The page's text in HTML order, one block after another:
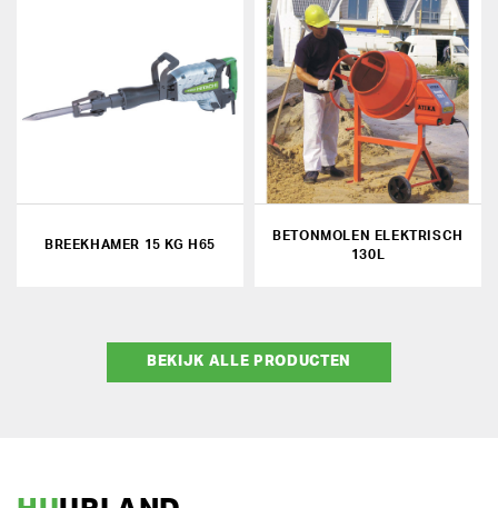
BREEKHAMER 15 KG H65
BETONMOLEN ELEKTRISCH
130L
BEKIJK ALLE PRODUCTEN